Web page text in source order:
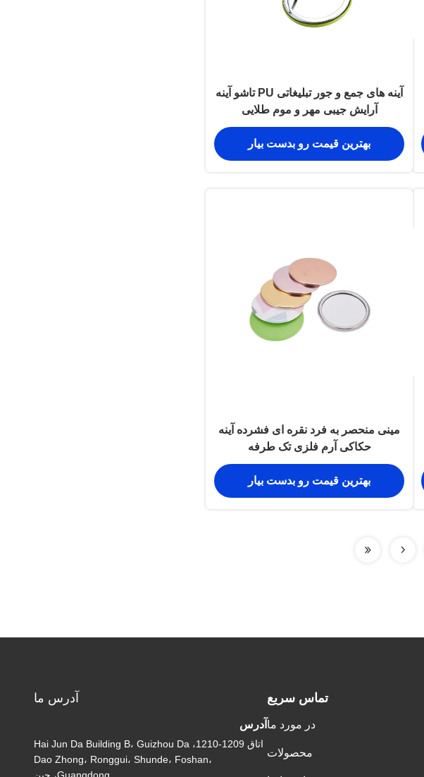
آینه های جمع و جور تبلیغاتی PU تاشو آینه
آرایش جیبی مهر و موم طلایی
بهترین قیمت رو بدست بیار
مینی منحصر به فرد نقره ای فشرده آینه
حکاکی آرم فلزی تک طرفه
بهترین قیمت رو بدست بیار
تماس سریع
در مورد ما
محصولات
آدرس ما
آدرس
اتاق 1209-1210، Hai Jun Da Building B، Guizhou Da
Dao Zhong، Ronggui، Shunde، Foshan،